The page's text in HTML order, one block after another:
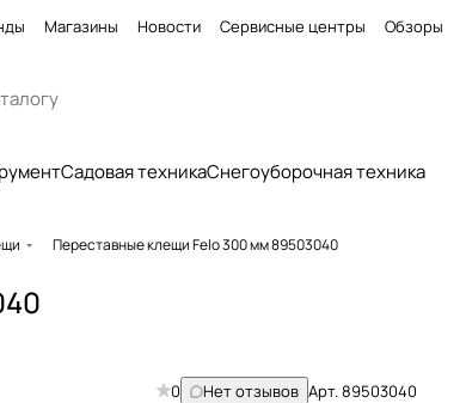
Магазины Новости Сервисные центры Обзоры
Садовая техникаСнегоуборочная техника
Переставные клещи Felo 300 мм 89503040
0 Нет отзывов Арт.89503040